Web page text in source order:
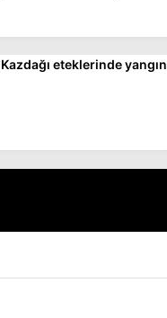
Kazdağı eteklerinde yangın